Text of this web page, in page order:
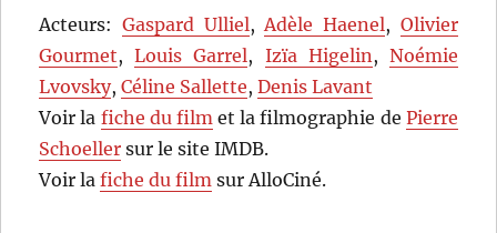
Acteurs: Gaspard Ulliel,Adèle Haenel, Olivier
Gourmet,Louis Garrel, Izïa Higelin, Noémie
Lvovsky,Céline Sallette,Denis Lavant
Voir la fiche du filmet la filmographie de Pierre
Schoeller sur le site IMDB.
Voir lafiche du film sur AlloCiné.